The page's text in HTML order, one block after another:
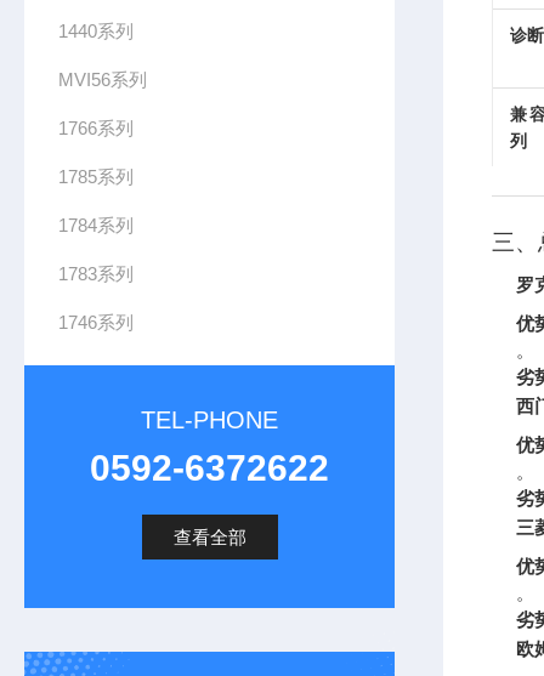
1440系列
MVI56系列
1766系列
1785系列
1784系列
1783系列
1746系列
TEL-PHONE
0592-6372622
查看全部
诊
兼
列
三、
罗
优
。
劣
西
优
。
劣
三
优
。
劣
欧